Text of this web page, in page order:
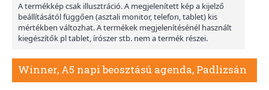
A termékkép csak illusztráció. A megjelenített kép a kijelző
beállításától függően (asztali monitor, telefon, tablet) kis
mértékben változhat. A termékek megjelenítésénél használt
kiegészítők pl tablet, írószer stb. nem a termék részei.
Winner, A5 napi beosztású agenda, Padlizsán